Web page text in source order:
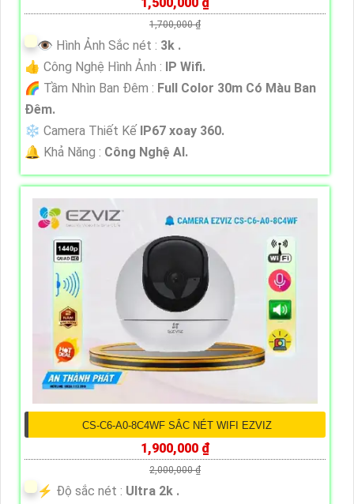
1,500,000 ₫
1,700,000 ₫
👁 Hình Ảnh Sắc nét : 3k .
👍 Công Nghệ Hình Ảnh :
IP Wifi.
🌈 Tầm Nhìn Ban Đêm : Full Color 30m Có Màu Ban
Ðêm.
❄ Camera Thiết Kế
IP67 xoay 360.
️🔔 Khả Năng : Công Nghệ AI.
CS-C6-A0-8C4WF SẮC NÉT WIFI EZVIZ
1,900,000 ₫
2,000,000 ₫
️⚡ Độ sắc nét : Ultra 2k .